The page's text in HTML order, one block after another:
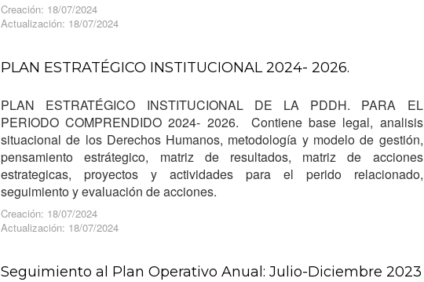
Creación: 18/07/2024
Actualización: 18/07/2024
PLAN ESTRATÉGICO INSTITUCIONAL 2024- 2026.
PLAN ESTRATÉGICO INSTITUCIONAL DE LA PDDH. PARA EL
PERIODO COMPRENDIDO 2024- 2026. Contiene base legal, analisis
situacional de los Derechos Humanos, metodología y modelo de gestión,
pensamiento estrátegico, matriz de resultados, matriz de acciones
estrategicas, proyectos y actividades para el perido relacionado,
seguimiento y evaluación de acciones.
Creación: 18/07/2024
Actualización: 18/07/2024
Seguimiento al Plan Operativo Anual: Julio-Diciembre 2023